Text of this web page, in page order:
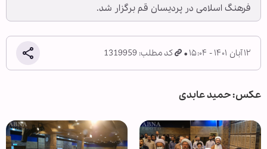
فرهنگ اسلامی در پردیسان قم برگزار شد.
۱۲ آبان ۱۴۰۱ - ۱۵:۰۴ کد مطلب: 1319959
عکس: حمید عابدی